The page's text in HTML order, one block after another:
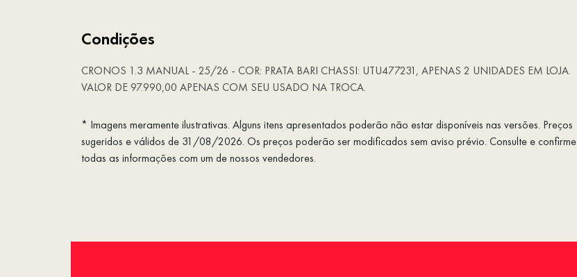
Condições
CRONOS 1.3 MANUAL - 25/26 - COR: PRATA BARI CHASSI: UTU477231, APENAS 2 UNIDADES EM LOJA.
VALOR DE 97.990,00 APENAS COM SEU USADO NA TROCA.
* Imagens meramente ilustrativas. Alguns itens apresentados poderão não estar disponíveis nas versões. Preços
sugeridos e válidos de 31/08/2026. Os preços poderão ser modificados sem aviso prévio. Consulte e confirme
todas as informações com um de nossos vendedores.